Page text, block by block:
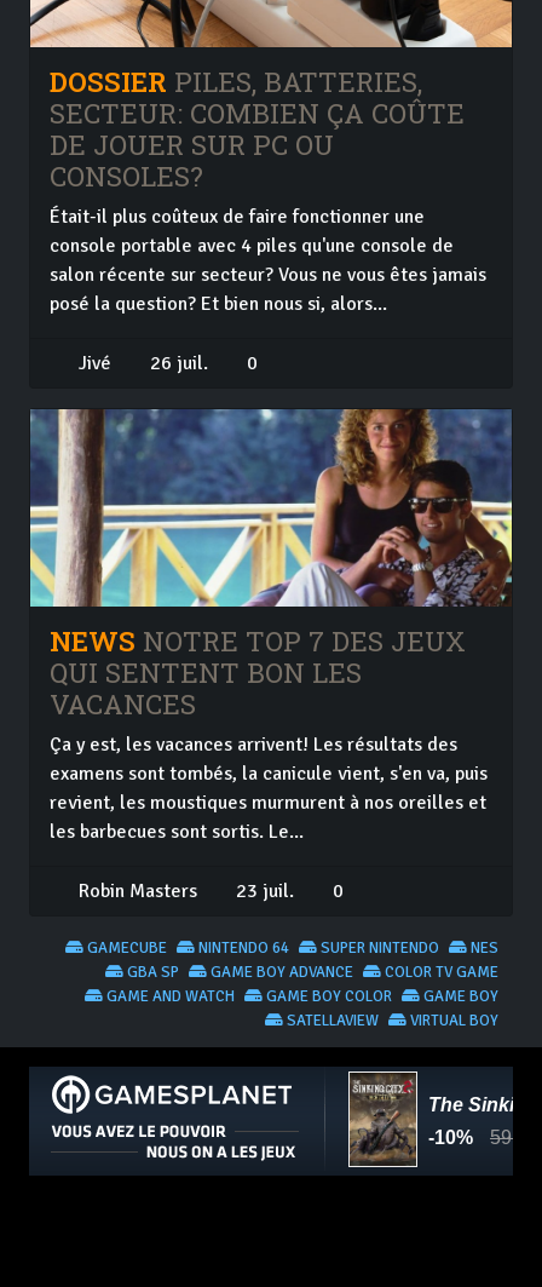
DOSSIER PILES, BATTERIES,
SECTEUR: COMBIEN ÇA COÛTE
DE JOUER SUR PC OU
CONSOLES?
Était-il plus coûteux de faire fonctionner une
console portable avec 4 piles qu'une console de
salon récente sur secteur? Vous ne vous êtes jamais
posé la question? Et bien nous si, alors...
Jivé 26 juil. 0
NEWS NOTRE TOP 7 DES JEUX
QUI SENTENT BON LES
VACANCES
Ça y est, les vacances arrivent! Les résultats des
examens sont tombés, la canicule vient, s'en va, puis
revient, les moustiques murmurent à nos oreilles et
les barbecues sont sortis. Le...
Robin Masters 23 juil. 0
NES
SUPER NINTENDO
NINTENDO 64
GAMECUBE
COLOR TV GAME
GAME BOY ADVANCE
GBA SP
GAME BOY
GAME BOY COLOR
GAME AND WATCH
VIRTUAL BOY
SATELLAVIEW